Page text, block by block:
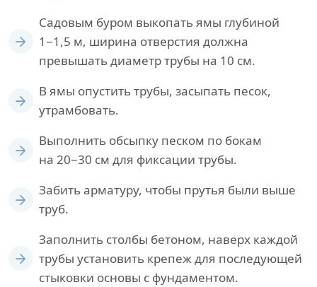
Садовым буром выкопать ямы глубиной
1−1,5 м, ширина отверстия должна
превышать диаметр трубы на 10 см.
В ямы опустить трубы, засыпать песок,
утрамбовать.
Выполнить обсыпку песком по бокам
на 20−30 см для фиксации трубы.
Забить арматуру, чтобы прутья были выше
труб.
Заполнить столбы бетоном, наверх каждой
трубы установить крепеж для последующей
стыковки основы с фундаментом.